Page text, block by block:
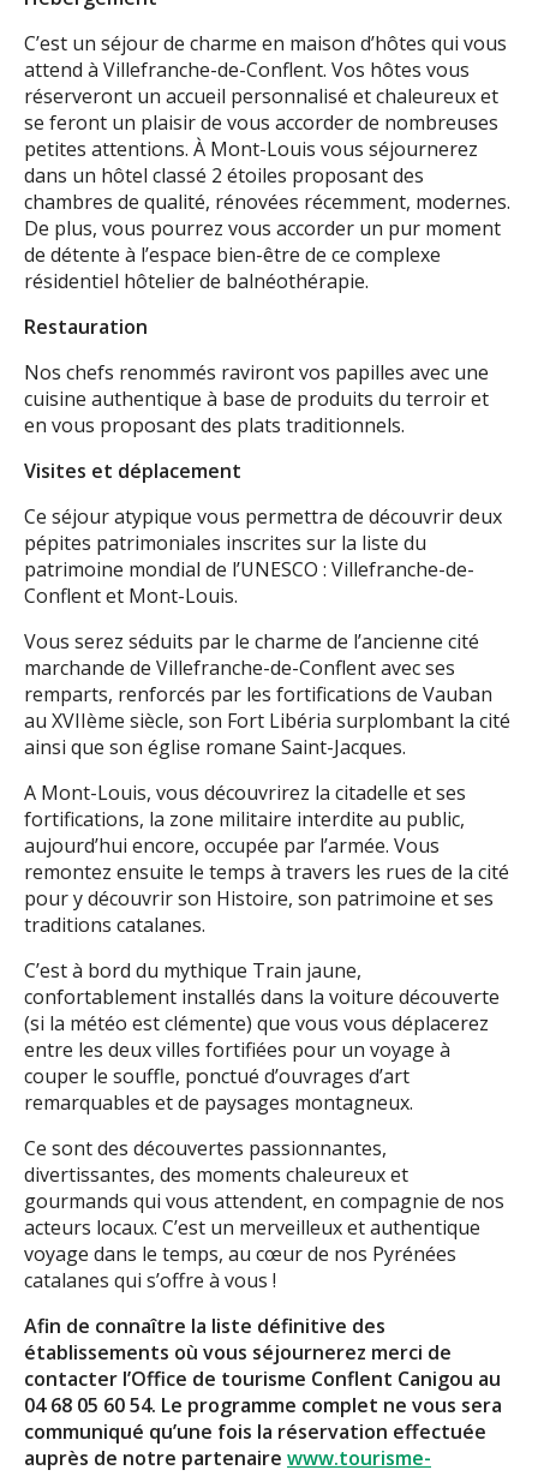
C’est un séjour de charme en maison d’hôtes qui vous
attend à Villefranche-de-Conflent. Vos hôtes vous
réserveront un accueil personnalisé et chaleureux et
se feront un plaisir de vous accorder de nombreuses
petites attentions. À Mont-Louis vous séjournerez
dans un hôtel classé 2 étoiles proposant des
chambres de qualité, rénovées récemment, modernes.
De plus, vous pourrez vous accorder un pur moment
de détente à l’espace bien-être de ce complexe
résidentiel hôtelier de balnéothérapie.
Restauration
Nos chefs renommés raviront vos papilles avec une
cuisine authentique à base de produits du terroir et
en vous proposant des plats traditionnels.
Visites et déplacement
Ce séjour atypique vous permettra de découvrir deux
pépites patrimoniales inscrites sur la liste du
patrimoine mondial de l’UNESCO : Villefranche-de-
Conflent et Mont-Louis.
Vous serez séduits par le charme de l’ancienne cité
marchande de Villefranche-de-Conflent avec ses
remparts, renforcés par les fortifications de Vauban
au XVIIème siècle, son Fort Libéria surplombant la cité
ainsi que son église romane Saint-Jacques.
A Mont-Louis, vous découvrirez la citadelle et ses
fortifications, la zone militaire interdite au public,
aujourd’hui encore, occupée par l’armée. Vous
remontez ensuite le temps à travers les rues de la cité
pour y découvrir son Histoire, son patrimoine et ses
traditions catalanes.
C’est à bord du mythique Train jaune,
confortablement installés dans la voiture découverte
(si la météo est clémente) que vous vous déplacerez
entre les deux villes fortifiées pour un voyage à
couper le souffle, ponctué d’ouvrages d’art
remarquables et de paysages montagneux.
Ce sont des découvertes passionnantes,
divertissantes, des moments chaleureux et
gourmands qui vous attendent, en compagnie de nos
acteurs locaux. C’est un merveilleux et authentique
voyage dans le temps, au cœur de nos Pyrénées
catalanes qui s’offre à vous !
Afin de connaître la liste définitive des
établissements où vous séjournerez merci de
contacter l’Office de tourisme Conflent Canigou au
04 68 05 60 54. Le programme complet ne vous sera
communiqué qu’une fois la réservation effectuée
auprès de notre partenaire www.tourisme-